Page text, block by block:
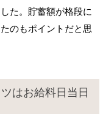
た。貯蓄額が格段に
のもポイントだと思
はお給料日当日